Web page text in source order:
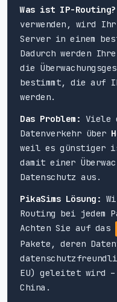
Was ist IP-Routing?
verwenden, wird
Server in einem
Dadurch werden
die
bestimmt, die auf
werden.
Das Problem: Viele
Datenverkehr über
weil es günstiger
damit einer
Datenschutz aus.
PikaSims Lösung:
Routing bei jedem
Achten Sie auf das
Pakete, deren
EU) geleitet wird –
China.